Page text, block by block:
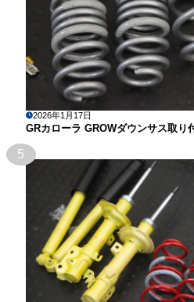
2026年1月17日
GRカローラ GROWダウンサス取り
5